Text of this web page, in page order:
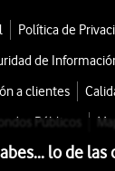
Política de
de
a clientes
Públicos
lo de las